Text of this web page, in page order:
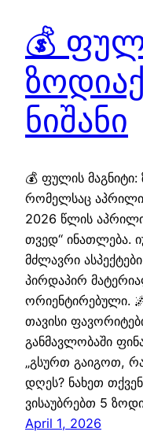
💰
ნიშანი
💰 ფულის მაგნიტი:
რომელსაც
2026 წლის
თვედ“ ინათლება.
მძლავრი
პირდაპირ
ორიენტირებული.
თავისი
განმავლობაში
„გსურთ გაიგოთ,
დღეს? ნახეთ
ვისაუბრებთ 5
April 1, 2026